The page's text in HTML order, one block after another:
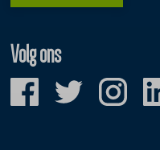
Volg ons